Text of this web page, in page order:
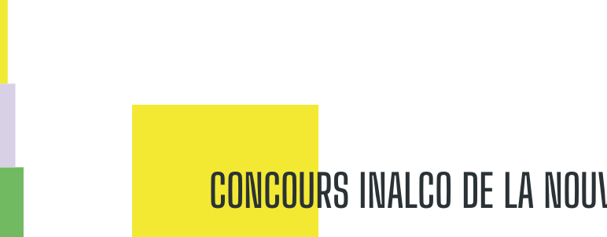
CONCOURS INALCO DE LA